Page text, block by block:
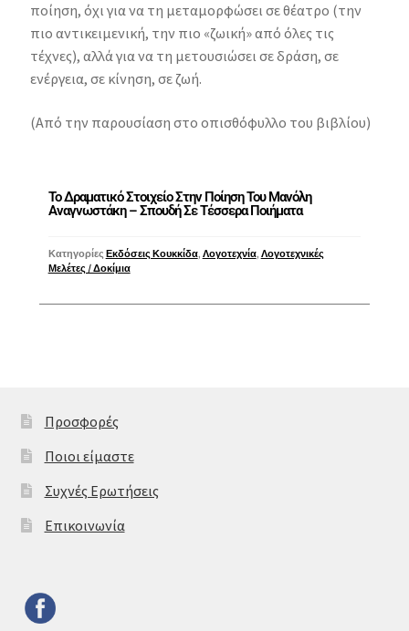
ποίηση, όχι για να τη μεταμορφώσει σε θέατρο (την
πιο αντικειμενική, την πιο «ζωική» από όλες τις
τέχνες), αλλά για να τη μετουσιώσει σε δράση, σε
ενέργεια, σε κίνηση, σε ζωή.
(Από την παρουσίαση στο οπισθόφυλλο του βιβλίου)
Το Δραματικό Στοιχείο Στην Ποίηση Του Μανόλη
Αναγνωστάκη – Σπουδή Σε Τέσσερα Ποιήματα
Κατηγορίες Εκδόσεις Κουκκίδα, Λογοτεχνία, Λογοτεχνικές
Μελέτες / Δοκίμια
Προσφορές
Ποιοι είμαστε
Συχνές Ερωτήσεις
Επικοινωνία